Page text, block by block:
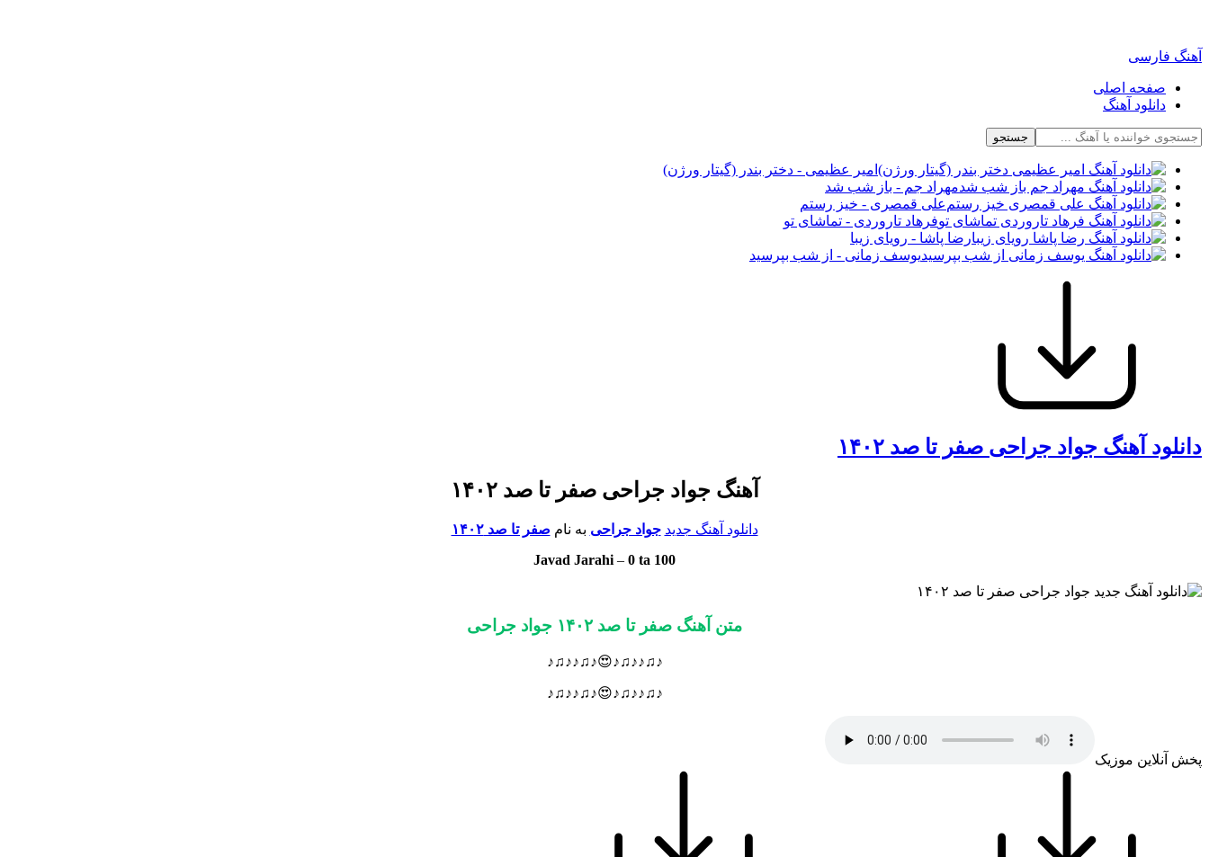
آهنگ فارسی
صفحه اصلی
دانلود آهنگ
جستجو
امیر عظیمی - دختر بندر (گیتار ورژن)
مهراد جم - باز شب شد
علی قمصری - خیز رستم
فرهاد تاروردی - تماشای تو
رضا پاشا - رویای زیبا
یوسف زمانی - از شب بپرسید
دانلود آهنگ جواد جراحی صفر تا صد ۱۴۰۲
آهنگ جواد جراحی صفر تا صد ۱۴۰۲
دانلود آهنگ جدید جواد جراحی به نام صفر تا صد ۱۴۰۲
Javad Jarahi – 0 ta 100
متن آهنگ صفر تا صد ۱۴۰۲ جواد جراحی
♪♫♪♪♫♪😍♪♫♪♪♫♪
♪♫♪♪♫♪😍♪♫♪♪♫♪
پخش آنلاین موزیک